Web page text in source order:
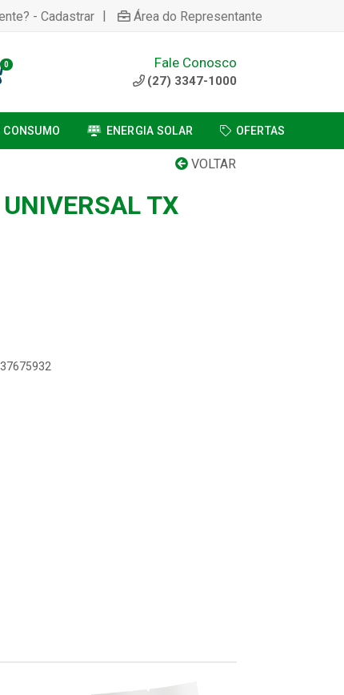
- Cadastrar | Área do Representante
0 Fale Conosco
(27) 3347-1000
CONSUMO ENERGIA SOLAR OFERTAS
VOLTAR
TX